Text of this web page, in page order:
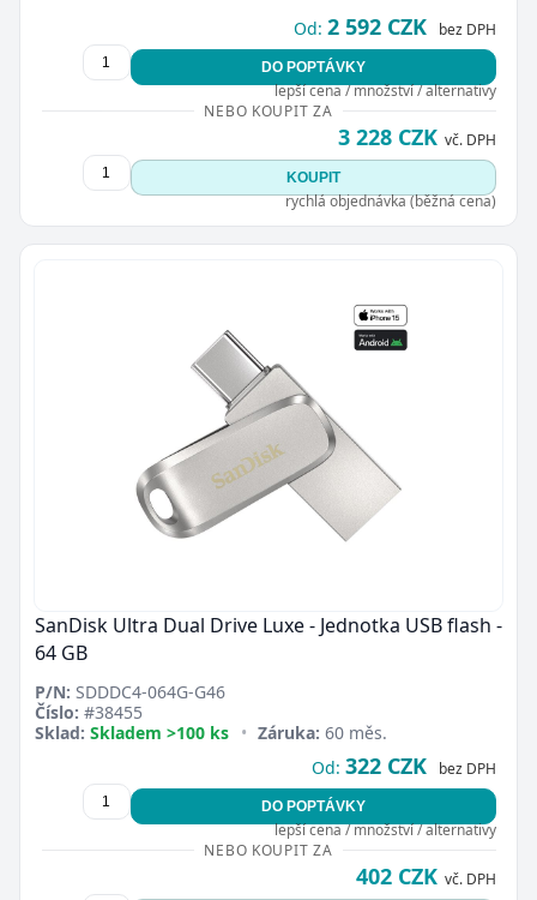
Od: 2 592 CZK bez DPH
DO POPTÁVKY
lepší cena / množství / alternativy
NEBO KOUPIT ZA
3 228 CZK vč. DPH
KOUPIT
rychlá objednávka (běžná cena)
SanDisk Ultra Dual Drive Luxe - Jednotka USB flash -
64 GB
P/N: SDDDC4-064G-G46
Číslo: #38455
Sklad: Skladem >100 ks • Záruka: 60 měs.
Od: 322 CZK bez DPH
DO POPTÁVKY
lepší cena / množství / alternativy
NEBO KOUPIT ZA
402 CZK vč. DPH